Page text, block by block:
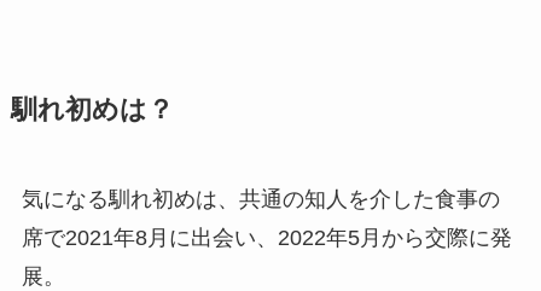
馴れ初めは？
気になる馴れ初めは、共通の知人を介した食事の
席で2021年8月に出会い、2022年5月から交際に発
展。